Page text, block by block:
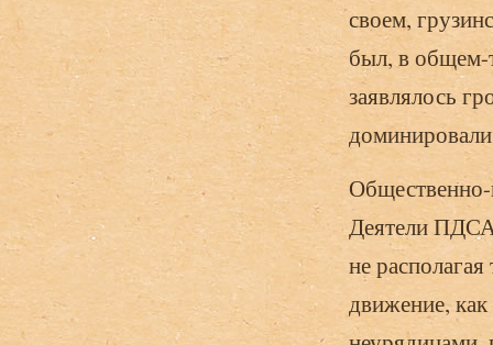
своем,
был, в общем-
заявлялось
Общественно-
Деятели
не
движение,